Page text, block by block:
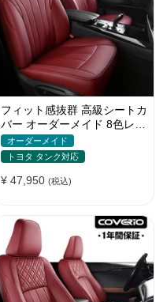
フィット感抜群 高級シートカ
バー オーダーメイド 8色レザ
ー 撥水・防水加工 全席セッ
ト
オーダーメイド
トヨタ タンク対応
¥ 47,950 (税込)